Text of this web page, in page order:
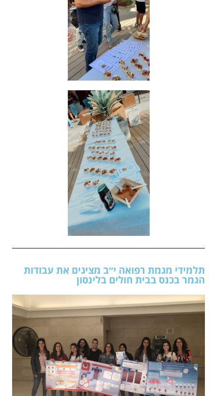
תלמידי מגמת רפואה י״ב מציגים את עבודות
הגמר בכנס בבית חולים בלינסון